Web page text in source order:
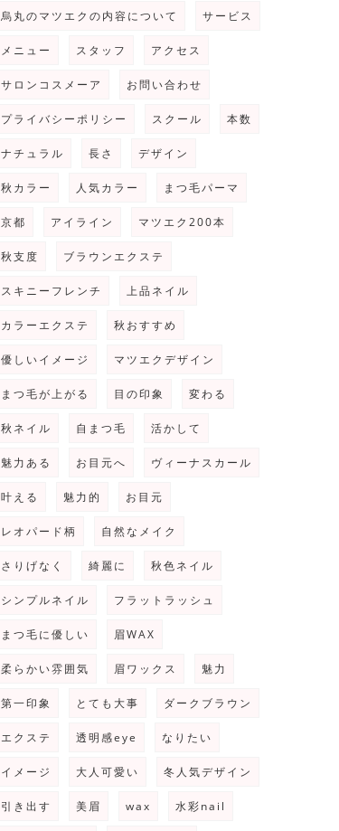
烏丸のマツエクの内容について サービス
メニュー スタッフ アクセス
サロンコスメーア お問い合わせ
プライバシーポリシー スクール 本数
ナチュラル 長さ デザイン
秋カラー 人気カラー まつ毛パーマ
京都 アイライン マツエク200本
秋支度 ブラウンエクステ
スキニーフレンチ 上品ネイル
カラーエクステ 秋おすすめ
優しいイメージ マツエクデザイン
まつ毛が上がる 目の印象 変わる
秋ネイル 自まつ毛 活かして
魅力ある お目元へ ヴィーナスカール
叶える 魅力的 お目元
レオパード柄 自然なメイク
さりげなく 綺麗に 秋色ネイル
シンプルネイル フラットラッシュ
まつ毛に優しい 眉WAX
柔らかい雰囲気 眉ワックス 魅力
第一印象 とても大事 ダークブラウン
エクステ 透明感eye なりたい
イメージ 大人可愛い 冬人気デザイン
引き出す 美眉 wax 水彩nail